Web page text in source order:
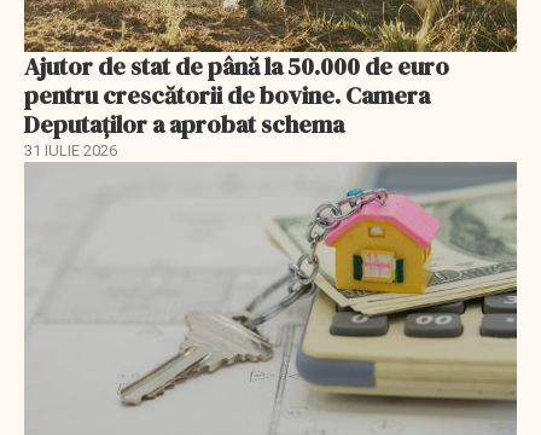
Ajutor de stat de până la 50.000 de euro
pentru crescătorii de bovine. Camera
Deputaților a aprobat schema
31 IULIE 2026